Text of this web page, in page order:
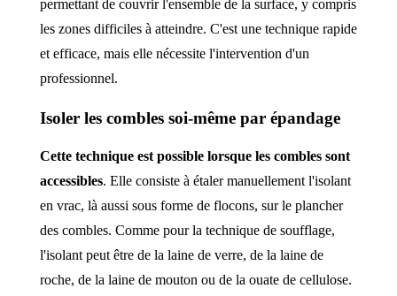
permettant de couvrir l'ensemble de la surface, y compris
les zones difficiles à atteindre. C'est une technique rapide
et efficace, mais elle nécessite l'intervention d'un
professionnel.
Isoler les combles soi-même par épandage
Cette technique est possible lorsque les combles sont
accessibles. Elle consiste à étaler manuellement l'isolant
en vrac, là aussi sous forme de flocons, sur le plancher
des combles. Comme pour la technique de soufflage,
l'isolant peut être de la laine de verre, de la laine de
roche, de la laine de mouton ou de la ouate de cellulose.